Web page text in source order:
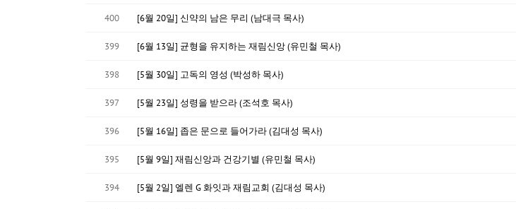
400 [6월 20일] 신약의 남은 무리 (남대극 목사)
399 [6월 13일] 균형을 유지하는 재림신앙 (유민철 목사)
398 [5월 30일] 고독의 영성 (박성하 목사)
397 [5월 23일] 성령을 받으라 (조석호 목사)
396 [5월 16일] 좁은 문으로 들어가라 (김대성 목사)
395 [5월 9일] 재림신앙과 건강기별 (유민철 목사)
394 [5월 2일] 엘렌 G 화잇과 재림교회 (김대성 목사)